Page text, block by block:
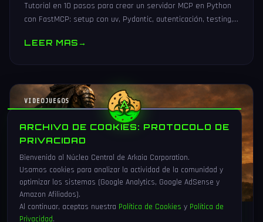
Tutorial en 10 pasos para crear un servidor MCP en Python
con FastMCP: setup con uv, Pydantic, autenticación, testing,
LEER MAS→
VIDEOJUEGOS
ARCHIVO DE COOKIES: PROTOCOLO DE
PRIVACIDAD
Bienvenido al Núcleo Central de Arkaia Corporation.
Usamos cookies para analizar la actividad de la comunidad y
optimizar los sistemas (Google Analytics, Google AdSense y
Amazon Afiliados).
Al continuar, aceptas nuestra Política de Cookies y Política de
Privacidad.